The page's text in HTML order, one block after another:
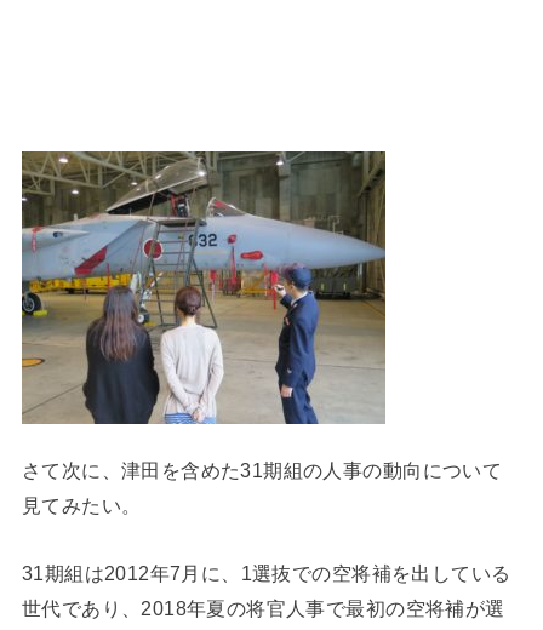
さて次に、津田を含めた31期組の人事の動向について
見てみたい。
31期組は2012年7月に、1選抜での空将補を出している
世代であり、2018年夏の将官人事で最初の空将補が選